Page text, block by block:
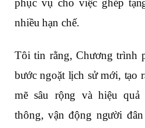
phục vụ cho việc ghép
nhiều hạn chế.
Tôi tin rằng, Chương trình
bước ngoặt lịch sử mới, tạo
mẽ sâu rộng và hiệu quả
thông, vận động người